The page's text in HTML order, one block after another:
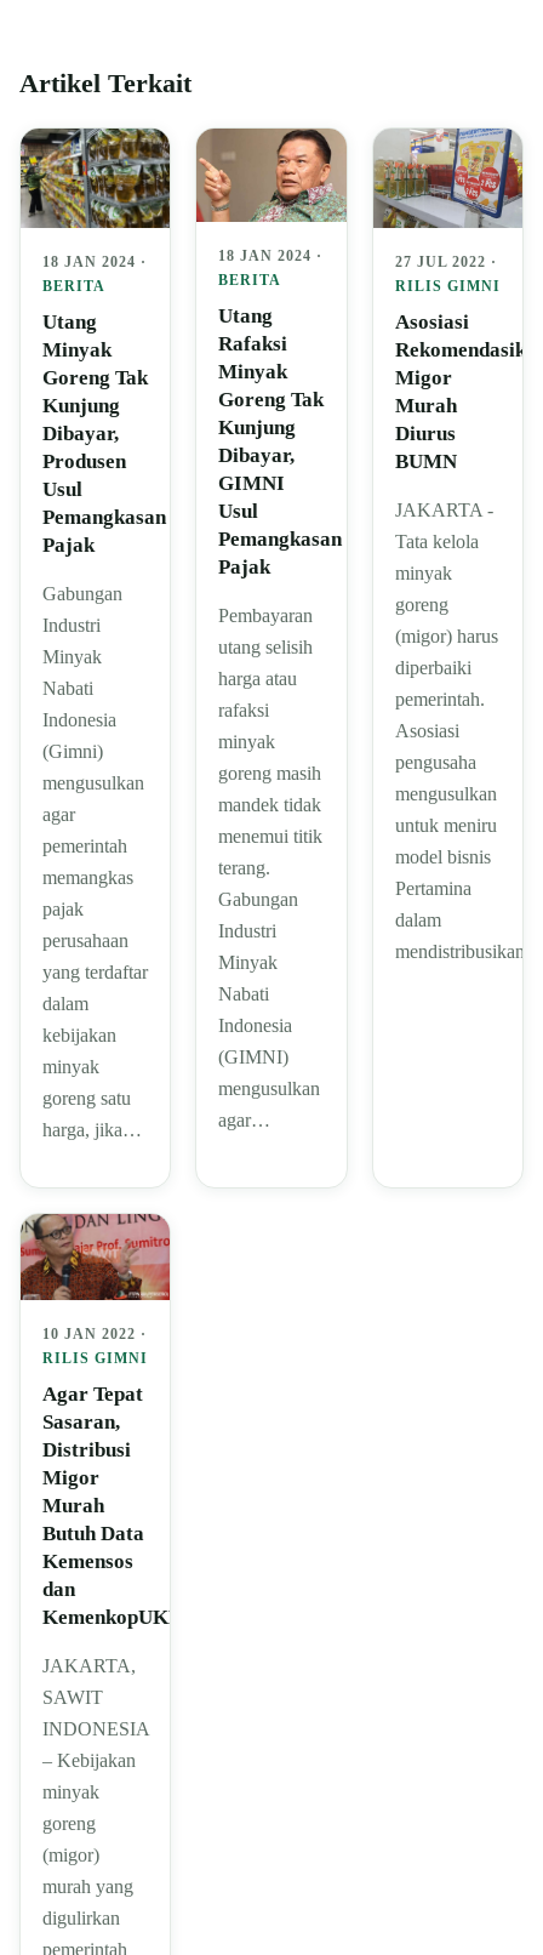
Artikel Terkait
18 JAN 2024 ·
BERITA
Utang
Minyak
Goreng Tak
Kunjung
Dibayar,
Produsen
Usul
Pemangkasan
Pajak
Gabungan
Industri
Minyak
Nabati
Indonesia
(Gimni)
mengusulkan
agar
pemerintah
memangkas
pajak
perusahaan
yang terdaftar
dalam
kebijakan
minyak
goreng satu
harga, jika…
18 JAN 2024 ·
BERITA
Utang
Rafaksi
Minyak
Goreng Tak
Kunjung
Dibayar,
GIMNI
Usul
Pemangkasan
Pajak
Pembayaran
utang selisih
harga atau
rafaksi
minyak
goreng masih
mandek tidak
menemui titik
terang.
Gabungan
Industri
Minyak
Nabati
Indonesia
(GIMNI)
mengusulkan
agar…
27 JUL 2022 ·
RILIS GIMNI
Asosiasi
Migor
Murah
Diurus
BUMN
JAKARTA -
Tata kelola
minyak
goreng
(migor) harus
diperbaiki
pemerintah.
Asosiasi
pengusaha
mengusulkan
untuk meniru
model bisnis
Pertamina
dalam
mendistribusikan…
10 JAN 2022 ·
RILIS GIMNI
Agar Tepat
Sasaran,
Distribusi
Migor
Murah
Butuh Data
Kemensos
dan
KemenkopUKM
JAKARTA,
SAWIT
INDONESIA
– Kebijakan
minyak
goreng
(migor)
murah yang
digulirkan
pemerintah